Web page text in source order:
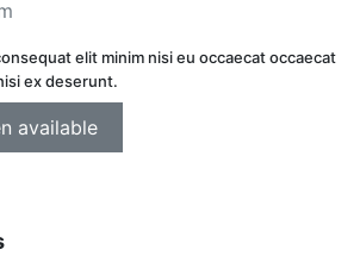
elit minim nisi eu occaecat occaecat
ex deserunt.